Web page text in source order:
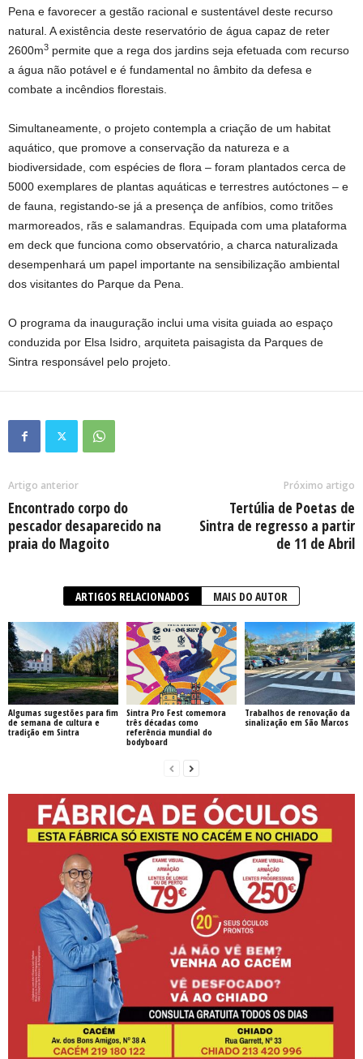
Pena e favorecer a gestão racional e sustentável deste recurso
natural. A existência deste reservatório de água capaz de reter
2600m3 permite que a rega dos jardins seja efetuada com recurso
a água não potável e é fundamental no âmbito da defesa e
combate a incêndios florestais.
Simultaneamente, o projeto contempla a criação de um habitat
aquático, que promove a conservação da natureza e a
biodiversidade, com espécies de flora – foram plantados cerca de
5000 exemplares de plantas aquáticas e terrestres autóctones – e
de fauna, registando-se já a presença de anfíbios, como tritões
marmoreados, rãs e salamandras. Equipada com uma plataforma
em deck que funciona como observatório, a charca naturalizada
desempenhará um papel importante na sensibilização ambiental
dos visitantes do Parque da Pena.
O programa da inauguração inclui uma visita guiada ao espaço
conduzida por Elsa Isidro, arquiteta paisagista da Parques de
Sintra responsável pelo projeto.
Artigo anterior
Encontrado corpo do
pescador desaparecido na
praia do Magoito
Próximo artigo
Tertúlia de Poetas de
Sintra de regresso a partir
de 11 de Abril
ARTIGOS RELACIONADOS MAIS DO AUTOR
Algumas sugestões para fim
de semana de cultura e
tradição em Sintra
Sintra Pro Fest comemora
três décadas como
referência mundial do
bodyboard
Trabalhos de renovação da
sinalização em São Marcos